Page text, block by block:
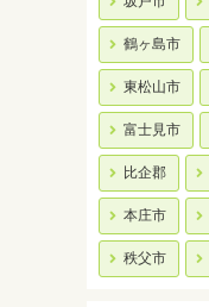
鶴ヶ島市
東松山市
富士見市
比企郡
本庄市
秩父市